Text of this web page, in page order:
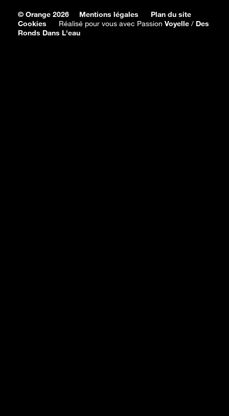
© Orange 2026 Mentions légales
Plan du site
Cookies
Réalisé pour vous avec Passion Voyelle / Des
Ronds Dans L'eau